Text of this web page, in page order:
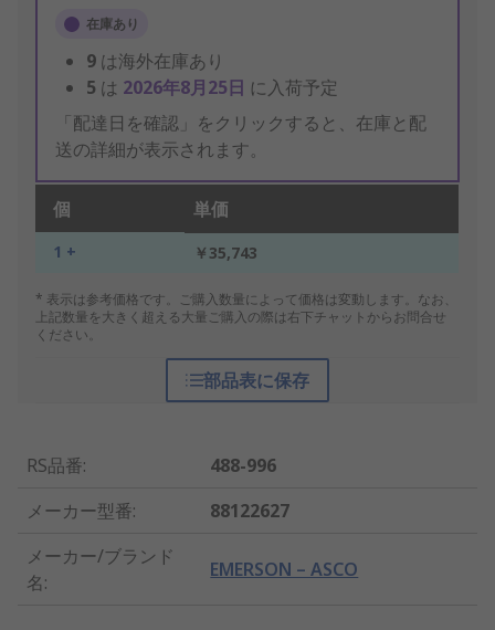
在庫あり
9 は海外在庫あり
5 は 2026年8月25日 に入荷予定
「配達日を確認」をクリックすると、在庫と配
送の詳細が表示されます。
個 単価
1 + ￥35,743
* 表示は参考価格です。ご購入数量によって価格は変動します。なお、
上記数量を大きく超える大量ご購入の際は右下チャットからお問合せ
ください。
部品表に保存
RS品番:
488-996
メーカー型番:
88122627
メーカー/ブランド
名:
EMERSON – ASCO